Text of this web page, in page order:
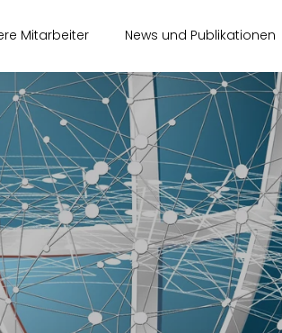
Mitarbeiter News und Publikationen